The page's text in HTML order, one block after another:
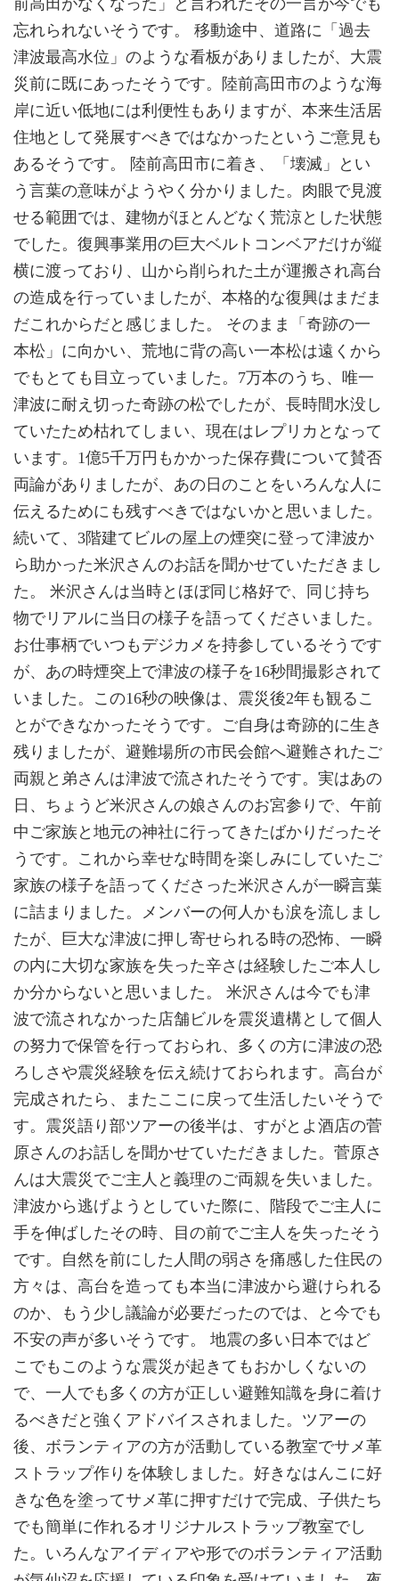
前高田がなくなった」と言われたその一言が今でも
忘れられないそうです。 移動途中、道路に「過去
津波最高水位」のような看板がありましたが、大震
災前に既にあったそうです。陸前高田市のような海
岸に近い低地には利便性もありますが、本来生活居
住地として発展すべきではなかったというご意見も
あるそうです。 陸前高田市に着き、「壊滅」とい
う言葉の意味がようやく分かりました。肉眼で見渡
せる範囲では、建物がほとんどなく荒涼とした状態
でした。復興事業用の巨大ベルトコンベアだけが縦
横に渡っており、山から削られた土が運搬され高台
の造成を行っていましたが、本格的な復興はまだま
だこれからだと感じました。 そのまま「奇跡の一
本松」に向かい、荒地に背の高い一本松は遠くから
でもとても目立っていました。7万本のうち、唯一
津波に耐え切った奇跡の松でしたが、長時間水没し
ていたため枯れてしまい、現在はレプリカとなって
います。1億5千万円もかかった保存費について賛否
両論がありましたが、あの日のことをいろんな人に
伝えるためにも残すべきではないかと思いました。
続いて、3階建てビルの屋上の煙突に登って津波か
ら助かった米沢さんのお話を聞かせていただきまし
た。 米沢さんは当時とほぼ同じ格好で、同じ持ち
物でリアルに当日の様子を語ってくださいました。
お仕事柄でいつもデジカメを持参しているそうです
が、あの時煙突上で津波の様子を16秒間撮影されて
いました。この16秒の映像は、震災後2年も観るこ
とができなかったそうです。ご自身は奇跡的に生き
残りましたが、避難場所の市民会館へ避難されたご
両親と弟さんは津波で流されたそうです。実はあの
日、ちょうど米沢さんの娘さんのお宮参りで、午前
中ご家族と地元の神社に行ってきたばかりだったそ
うです。これから幸せな時間を楽しみにしていたご
家族の様子を語ってくださった米沢さんが一瞬言葉
に詰まりました。メンバーの何人かも涙を流しまし
たが、巨大な津波に押し寄せられる時の恐怖、一瞬
の内に大切な家族を失った辛さは経験したご本人し
か分からないと思いました。 米沢さんは今でも津
波で流されなかった店舗ビルを震災遺構として個人
の努力で保管を行っておられ、多くの方に津波の恐
ろしさや震災経験を伝え続けておられます。高台が
完成されたら、またここに戻って生活したいそうで
す。震災語り部ツアーの後半は、すがとよ酒店の菅
原さんのお話しを聞かせていただきました。菅原さ
んは大震災でご主人と義理のご両親を失いました。
津波から逃げようとしていた際に、階段でご主人に
手を伸ばしたその時、目の前でご主人を失ったそう
です。自然を前にした人間の弱さを痛感した住民の
方々は、高台を造っても本当に津波から避けられる
のか、もう少し議論が必要だったのでは、と今でも
不安の声が多いそうです。 地震の多い日本ではど
こでもこのような震災が起きてもおかしくないの
で、一人でも多くの方が正しい避難知識を身に着け
るべきだと強くアドバイスされました。ツアーの
後、ボランティアの方が活動している教室でサメ革
ストラップ作りを体験しました。好きなはんこに好
きな色を塗ってサメ革に押すだけで完成、子供たち
でも簡単に作れるオリジナルストラップ教室でし
た。いろんなアイディアや形でのボランティア活動